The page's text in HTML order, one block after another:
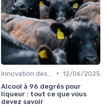
• 12/06/2025
Alcool à 96 degrés pour
liqueur : tout ce que vous
devez savoir